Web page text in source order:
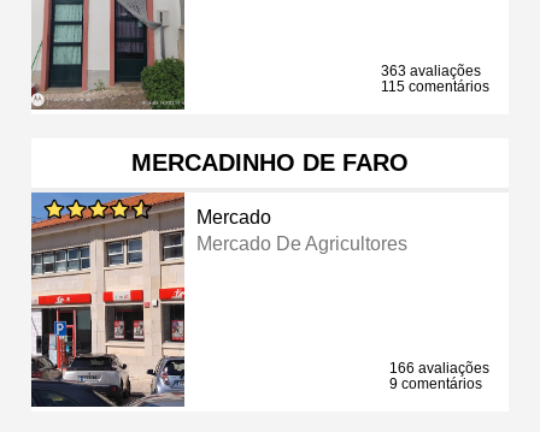
363 avaliações
115 comentários
MERCADINHO DE FARO
Mercado
Mercado De Agricultores
166 avaliações
9 comentários